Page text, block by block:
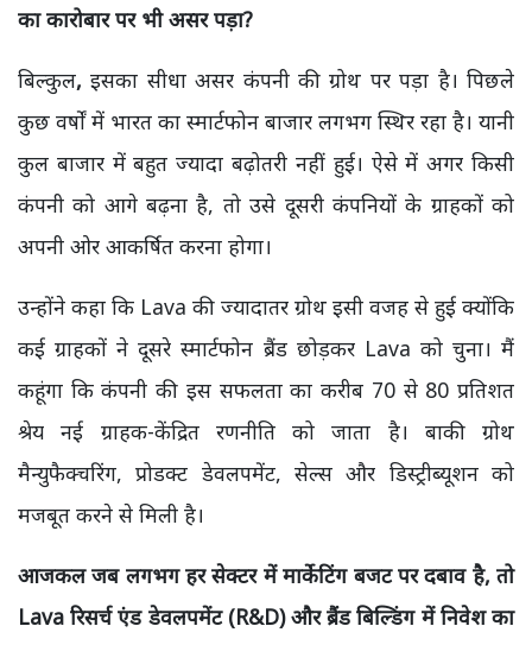
का कारोबार पर भी असर पड़ा?
बिल्कुल,इसका सीधा असर कंपनी की ग्रोथ पर पड़ा है। पिछले
कुछ वर्षों में भारत का स्मार्टफोन बाजार लगभग स्थिर रहा है। यानी
कुल बाजार में बहुत ज्यादा बढ़ोतरी नहीं हुई। ऐसे में अगर किसी
कंपनी को आगे बढ़ना है, तो उसे दूसरी कंपनियों के ग्राहकों को
अपनी ओर आकर्षित करना होगा।
उन्होंने कहा कि Lava की ज्यादातर ग्रोथ इसी वजह से हुई क्योंकि
कई ग्राहकों ने दूसरे स्मार्टफोन ब्रैंड छोड़कर Lava को चुना। मैं
कहूंगा कि कंपनी की इस सफलता का करीब 70 से 80 प्रतिशत
श्रेय नई ग्राहक-केंद्रित रणनीति को जाता है। बाकी ग्रोथ
मैन्युफैक्चरिंग, प्रोडक्ट डेवलपमेंट, सेल्स और डिस्ट्रीब्यूशन को
मजबूत करने से मिली है।
आजकल जब लगभग हर सेक्टर में मार्केटिंग बजट पर दबाव है, तो
Lava रिसर्च एंड डेवलपमेंट (R&D) और ब्रैंड बिल्डिंग में निवेश का